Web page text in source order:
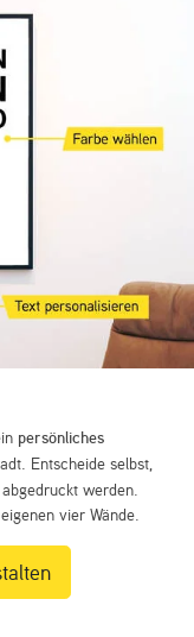
persönliches
Entscheide selbst,
werden.
vier Wände.